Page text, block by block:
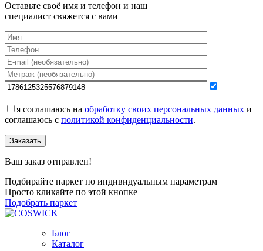
Оставьте своё имя и телефон и наш
специалист свяжется с вами
я соглашаюсь на обработку своих персональных данных и
соглашаюсь с политикой конфиденциальности.
Заказать
Ваш заказ отправлен!
Подбирайте паркет по индивидуальным параметрам
Просто кликайте по этой кнопке
Подобрать паркет
Блог
Каталог